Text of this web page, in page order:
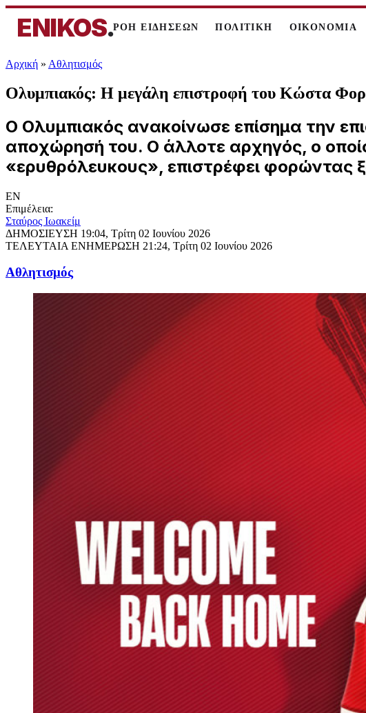
ENIKOS.ΡΟΗ ΕΙΔΗΣΕΩΝ ΠΟΛΙΤΙΚΗ ΟΙΚΟΝΟΜΙΑ
Αρχική » Αθλητισμός
Ολυμπιακός: Η μεγάλη επιστροφή του Κώστα
Ο Ολυμπιακός ανακοίνωσε επίσημα την
αποχώρησή του. Ο άλλοτε αρχηγός, ο
«ερυθρόλευκους», επιστρέφει φορώντας
EN
Επιμέλεια:
Σταύρος Ιωακείμ
ΔΗΜΟΣΙΕΥΣΗ 19:04, Τρίτη 02 Ιουνίου 2026
ΤΕΛΕΥΤΑΙΑ ΕΝΗΜΕΡΩΣΗ 21:24, Τρίτη 02 Ιουνίου 2026
Αθλητισμός